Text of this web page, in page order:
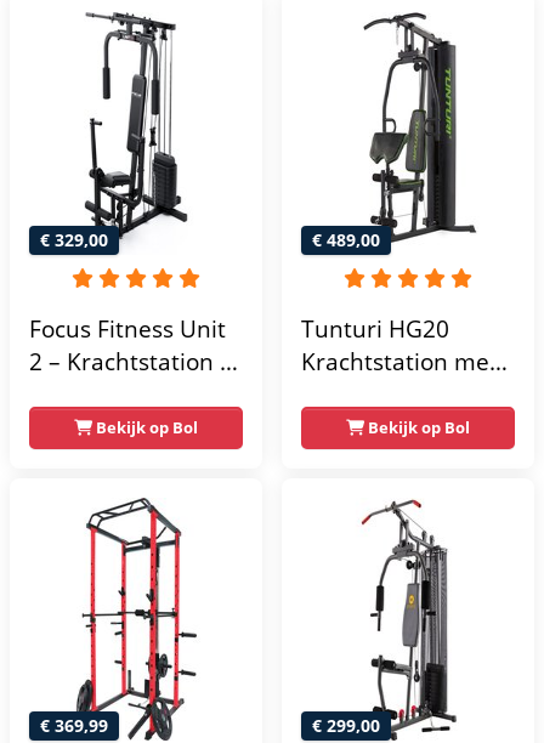
€ 329,00
Focus Fitness Unit
2 – Krachtstation –
– Lat Pulley
Bekijk op Bol
€ 489,00
Tunturi HG20
Krachtstation met
Compacte home
gym met lat pulley
krachtstation voor
thuis - Compact en
multifunctioneel -
Incl. gratis fitness
Bekijk op Bol
€ 369,99 € 299,00